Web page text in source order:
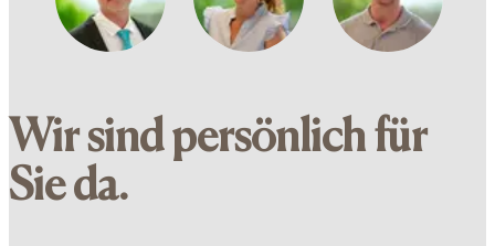
Wir sind persönlich für
Sie da.